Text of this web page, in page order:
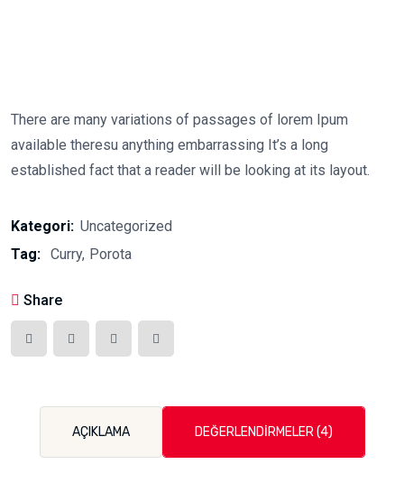
There are many variations of passages of lorem Ipum
available theresu anything embarrassing It’s a long
established fact that a reader will be looking at its layout.
Kategori: Uncategorized
Tag: Curry Porota
Share
AÇIKLAMA DEĞERLENDIRMELER (4)